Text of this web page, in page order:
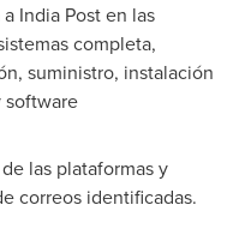
India Posten las
completa,
suministro, instalación
software
las plataformas y
correos identificadas.